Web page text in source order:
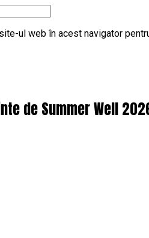
ul web în acest navigator
de Summer Well